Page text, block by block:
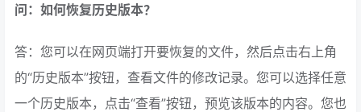
问：如何恢复历史版本？
答：您可以在网页端打开要恢复的文件，然后点击右上角
的“历史版本”按钮，查看文件的修改记录。您可以选择任意
一个历史版本，点击“查看”按钮，预览该版本的内容。您也